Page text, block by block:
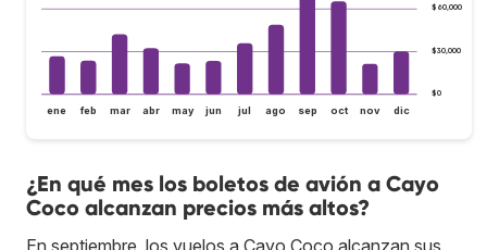
$0
$30,000
$60,000
ene feb mar abr may jun jul ago sep oct nov dic
¿En qué mes los boletos de avión a Cayo
Coco alcanzan precios más altos?